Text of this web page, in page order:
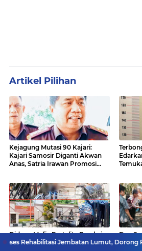
Artikel Pilihan
Kejagung Mutasi 90 Kajari:
Kajari Samosir Diganti Akwan
Anas, Satria Irawan Promosi
Diduga Mafia Pertalite Beraksi
Terang-terangan di SPBU
Dua
Hilir
Jembatan Lumut, Dorong Penguatan